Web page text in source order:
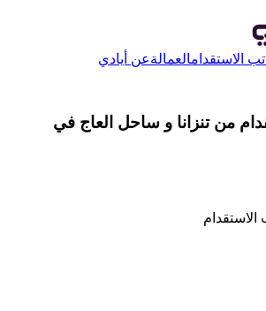
الاستقدامالعمالةعن أيادي
من تنزانا و ساحل العاج في